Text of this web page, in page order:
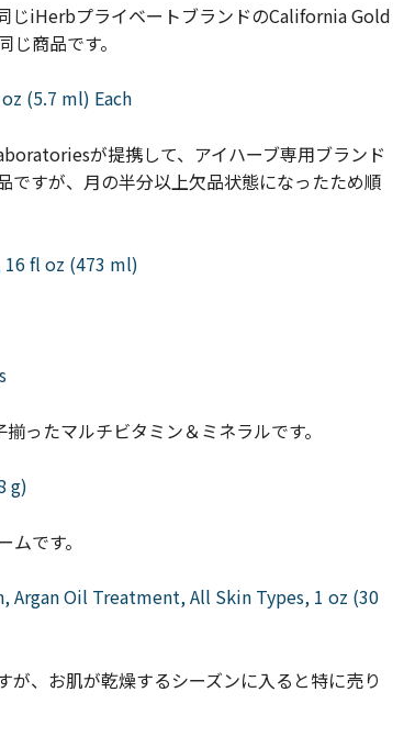
iHerbプライベートブランドのCalifornia Gold
商品です。
(5.7 ml) Each
が提携して、アイハーブ専用ブランド
ですが、月の半分以上欠品状態になったため順
fl oz (473 ml)
ったマルチビタミン＆ミネラルです。
g)
です。
Argan Oil Treatment, All Skin Types, 1 oz (30
、お肌が乾燥するシーズンに入ると特に売り